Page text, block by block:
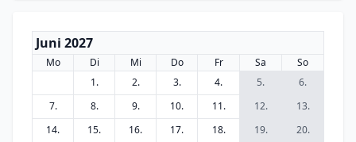
Juni 2027
Mo Di Mi Do Fr Sa
So
1.
2. 3. 4. 5.
6.
7.
8. 9. 10. 11. 12.
13.
14.
15. 16. 17. 18. 19.
20.